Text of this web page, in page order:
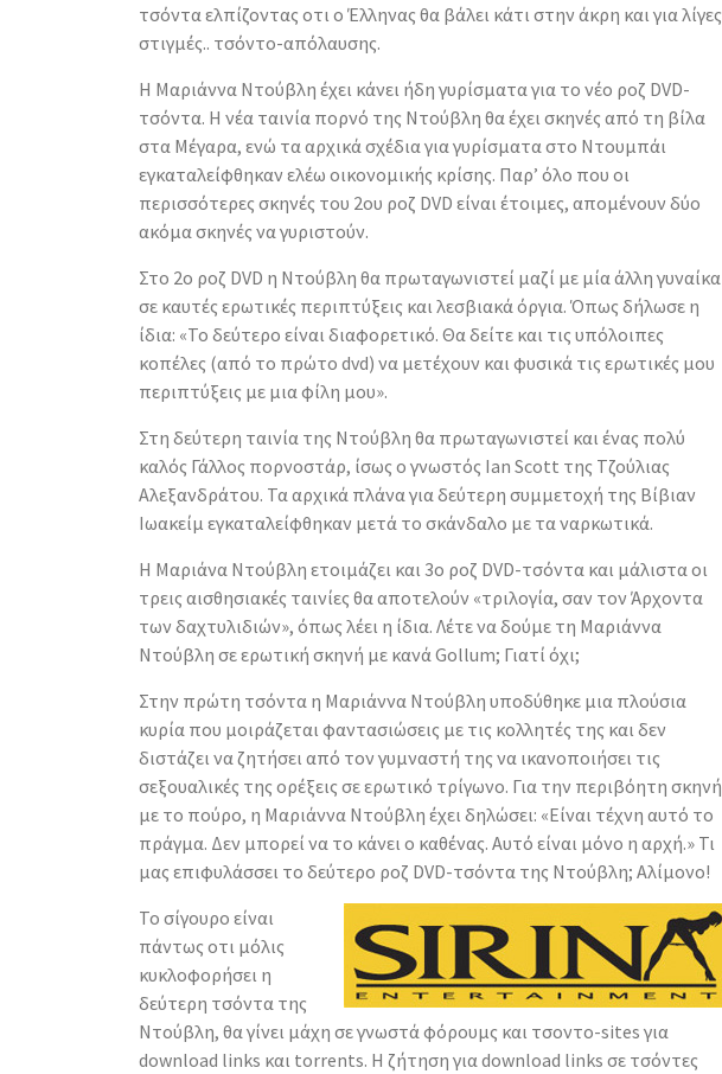
τσόντα ελπίζοντας οτι ο Έλληνας θα βάλει κάτι στην άκρη και για λίγες
στιγμές.. τσόντο-απόλαυσης.
Η Μαριάννα Ντούβλη έχει κάνει ήδη γυρίσματα για το νέο ροζ DVD-
τσόντα. Η νέα ταινία πορνό της Ντούβλη θα έχει σκηνές από τη βίλα
στα Μέγαρα, ενώ τα αρχικά σχέδια για γυρίσματα στο Ντουμπάι
εγκαταλείφθηκαν ελέω οικονομικής κρίσης. Παρ’ όλο που οι
περισσότερες σκηνές του 2ου ροζ DVD είναι έτοιμες, απομένουν δύο
ακόμα σκηνές να γυριστούν.
Στο 2ο ροζ DVD η Ντούβλη θα πρωταγωνιστεί μαζί με μία άλλη γυναίκα
σε καυτές ερωτικές περιπτύξεις και λεσβιακά όργια. Όπως δήλωσε η
ίδια: «Το δεύτερο είναι διαφορετικό. Θα δείτε και τις υπόλοιπες
κοπέλες (από το πρώτο dvd) να μετέχουν και φυσικά τις ερωτικές μου
περιπτύξεις με μια φίλη μου».
Στη δεύτερη ταινία της Ντούβλη θα πρωταγωνιστεί και ένας πολύ
καλός Γάλλος πορνοστάρ, ίσως ο γνωστός Ian Scott της Τζούλιας
Αλεξανδράτου. Τα αρχικά πλάνα για δεύτερη συμμετοχή της Βίβιαν
Ιωακείμ εγκαταλείφθηκαν μετά το σκάνδαλο με τα ναρκωτικά.
Η Μαριάνα Ντούβλη ετοιμάζει και 3ο ροζ DVD-τσόντα και μάλιστα οι
τρεις αισθησιακές ταινίες θα αποτελούν «τριλογία, σαν τον Άρχοντα
των δαχτυλιδιών», όπως λέει η ίδια. Λέτε να δούμε τη Μαριάννα
Ντούβλη σε ερωτική σκηνή με κανά Gollum; Γιατί όχι;
Στην πρώτη τσόντα η Μαριάννα Ντούβλη υποδύθηκε μια πλούσια
κυρία που μοιράζεται φαντασιώσεις με τις κολλητές της και δεν
διστάζει να ζητήσει από τον γυμναστή της να ικανοποιήσει τις
σεξουαλικές της ορέξεις σε ερωτικό τρίγωνο. Για την περιβόητη σκηνή
με το πούρο, η Μαριάννα Ντούβλη έχει δηλώσει: «Είναι τέχνη αυτό το
πράγμα. Δεν μπορεί να το κάνει ο καθένας. Αυτό είναι μόνο η αρχή.» Τι
μας επιφυλάσσει το δεύτερο ροζ DVD-τσόντα της Ντούβλη; Αλίμονο!
Το σίγουρο είναι
πάντως οτι μόλις
κυκλοφορήσει η
δεύτερη τσόντα της
Ντούβλη, θα γίνει μάχη σε γνωστά φόρουμς και τσοντο-sites για
download links και torrents. Η ζήτηση για download links σε τσόντες